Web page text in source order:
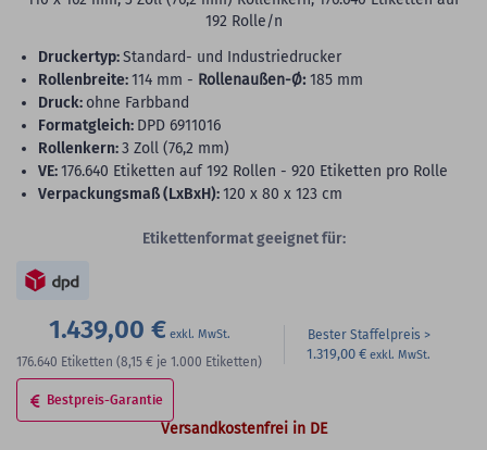
192 Rolle/n
Druckertyp:Standard- und Industriedrucker
Rollenbreite:114 mm - Rollenaußen-Ø: 185 mm
Druck: ohne Farbband
Formatgleich: DPD 6911016
Rollenkern:3 Zoll (76,2 mm)
VE:176.640 Etiketten auf 192 Rollen - 920 Etiketten pro Rolle
Verpackungsmaß (LxBxH):120 x 80 x 123 cm
Etikettenformat geeignet für:
1.439,00 €
176.640 Etiketten (8,15 € je 1.000 Etiketten)
Bester Staffelpreis
1.319,00 €
Bestpreis-Garantie
Versandkostenfrei in DE